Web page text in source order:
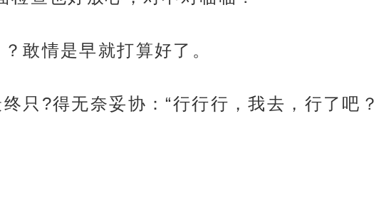
敢情是早就打算好了。
只?得无奈妥协：“行行行，我去，行了吧